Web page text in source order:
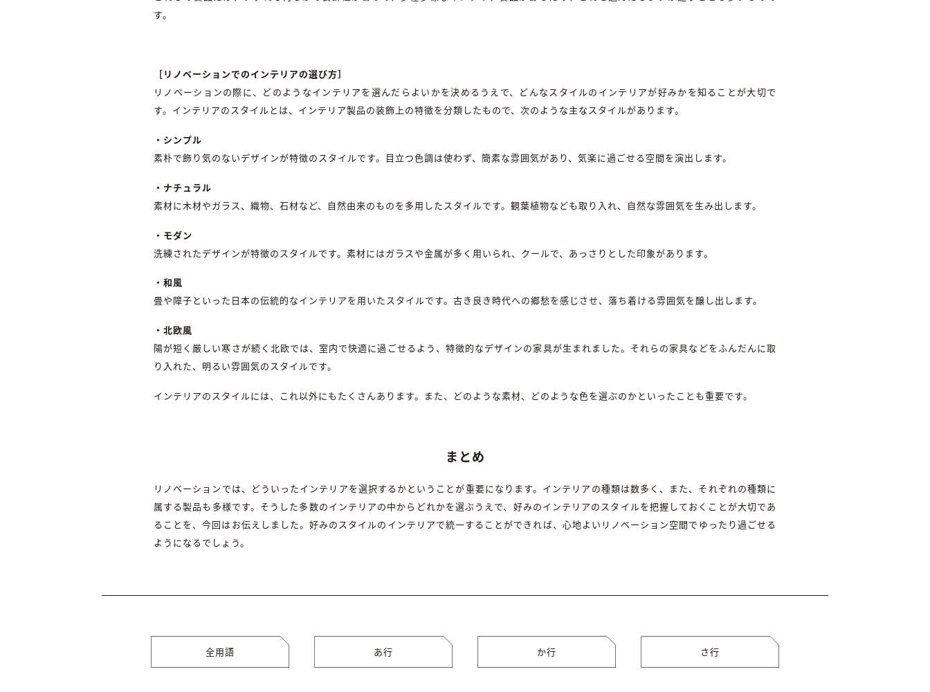
す。
［リノベーションでのインテリアの選び方］
リノベーションの際に、どのようなインテリアを選んだらよいかを決めるうえで、どんなスタイルのインテリアが好みかを知ることが大切で
す。インテリアのスタイルとは、インテリア製品の装飾上の特徴を分類したもので、次のような主なスタイルがあります。
・シンプル
素朴で飾り気のないデザインが特徴のスタイルです。目立つ色調は使わず、簡素な雰囲気があり、気楽に過ごせる空間を演出します。
・ナチュラル
素材に木材やガラス、織物、石材など、自然由来のものを多用したスタイルです。観葉植物なども取り入れ、自然な雰囲気を生み出します。
・モダン
洗練されたデザインが特徴のスタイルです。素材にはガラスや金属が多く用いられ、クールで、あっさりとした印象があります。
・和風
畳や障子といった日本の伝統的なインテリアを用いたスタイルです。古き良き時代への郷愁を感じさせ、落ち着ける雰囲気を醸し出します。
・北欧風
陽が短く厳しい寒さが続く北欧では、室内で快適に過ごせるよう、特徴的なデザインの家具が生まれました。それらの家具などをふんだんに取
り入れた、明るい雰囲気のスタイルです。
インテリアのスタイルには、これ以外にもたくさんあります。また、どのような素材、どのような色を選ぶのかといったことも重要です。
まとめ
リノベーションでは、どういったインテリアを選択するかということが重要になります。インテリアの種類は数多く、また、それぞれの種類に
属する製品も多様です。そうした多数のインテリアの中からどれかを選ぶうえで、好みのインテリアのスタイルを把握しておくことが大切であ
ることを、今回はお伝えしました。好みのスタイルのインテリアで統一することができれば、心地よいリノベーション空間でゆったり過ごせる
ようになるでしょう。
全用語 あ行 か行 さ行